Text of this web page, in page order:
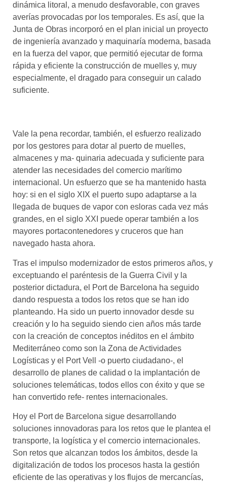
dinámica litoral, a menudo desfavorable, con graves
averías provocadas por los temporales. Es así, que la
Junta de Obras incorporó en el plan inicial un proyecto
de ingeniería avanzado y maquinaría moderna, basada
en la fuerza del vapor, que permitió ejecutar de forma
rápida y eficiente la construcción de muelles y, muy
especialmente, el dragado para conseguir un calado
suficiente.
Vale la pena recordar, también, el esfuerzo realizado
por los gestores para dotar al puerto de muelles,
almacenes y ma- quinaria adecuada y suficiente para
atender las necesidades del comercio marítimo
internacional. Un esfuerzo que se ha mantenido hasta
hoy: si en el siglo XIX el puerto supo adaptarse a la
llegada de buques de vapor con esloras cada vez más
grandes, en el siglo XXI puede operar también a los
mayores portacontenedores y cruceros que han
navegado hasta ahora.
Tras el impulso modernizador de estos primeros años, y
exceptuando el paréntesis de la Guerra Civil y la
posterior dictadura, el Port de Barcelona ha seguido
dando respuesta a todos los retos que se han ido
planteando. Ha sido un puerto innovador desde su
creación y lo ha seguido siendo cien años más tarde
con la creación de conceptos inéditos en el ámbito
Mediterráneo como son la Zona de Actividades
Logísticas y el Port Vell -o puerto ciudadano-, el
desarrollo de planes de calidad o la implantación de
soluciones telemáticas, todos ellos con éxito y que se
han convertido refe- rentes internacionales.
Hoy el Port de Barcelona sigue desarrollando
soluciones innovadoras para los retos que le plantea el
transporte, la logística y el comercio internacionales.
Son retos que alcanzan todos los ámbitos, desde la
digitalización de todos los procesos hasta la gestión
eficiente de las operativas y los flujos de mercancías,